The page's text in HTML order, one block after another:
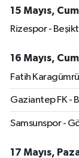
15 Mayıs,
Rizespor -
16 Mayıs,
Fatih
Gaziantep FK -
Samsunspor -
17 Mayıs,